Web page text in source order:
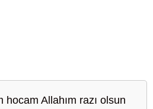
Allahım razı olsun